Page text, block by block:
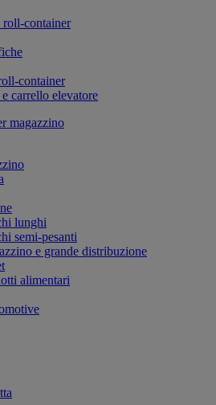
roll-container
container
carrello elevatore
magazzino
lunghi
semi-pesanti
e grande distribuzione
alimentari